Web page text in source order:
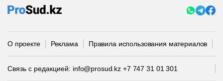
О проекте Реклама Правила использования материалов
Связь с редакцией: info@prosud.kz +7 747 31 01 301